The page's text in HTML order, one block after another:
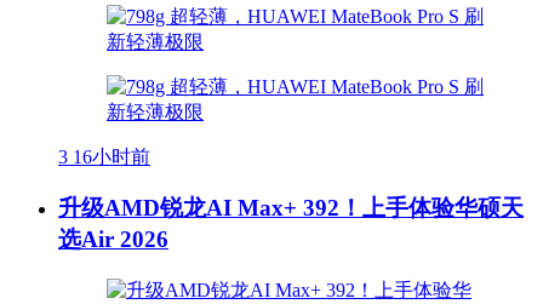
3 16小时前
升级AMD锐龙AI Max+ 392！上手体验华硕天
选Air 2026